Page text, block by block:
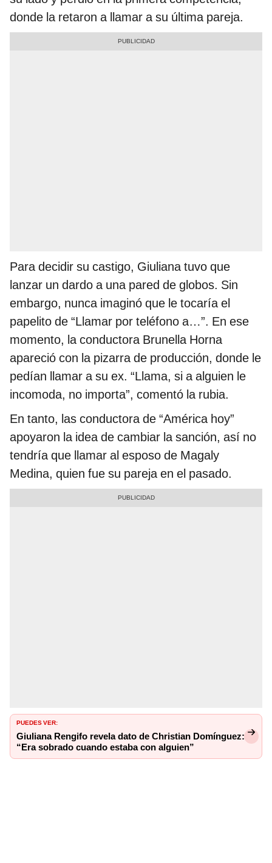
donde la retaron a llamar a su última pareja.
Para decidir su castigo, Giuliana tuvo que
lanzar un dardo a una pared de globos. Sin
embargo, nunca imaginó que le tocaría el
papelito de “Llamar por teléfono a…”. En ese
momento, la conductora Brunella Horna
apareció con la pizarra de producción, donde le
pedían llamar a su ex. “Llama, si a alguien le
incomoda, no importa”, comentó la rubia.
En tanto, las conductora de “América hoy”
apoyaron la idea de cambiar la sanción, así no
tendría que llamar al esposo de Magaly
Medina, quien fue su pareja en el pasado.
PUEDES VER:
Giuliana Rengifo revela dato de Christian Domínguez:
“Era sobrado cuando estaba con alguien”